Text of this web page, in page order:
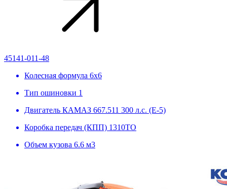
45141-011-48
Колесная формула 6х6
Тип ошиновки 1
Двигатель КАМАЗ 667.511 300 л.с. (Е-5)
Коробка передач (КПП) 1310ТО
Объем кузова 6.6 м3